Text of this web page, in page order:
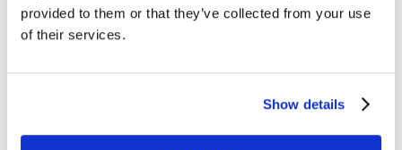
provided to them or that they’ve collected from your use
of their services.
Show details